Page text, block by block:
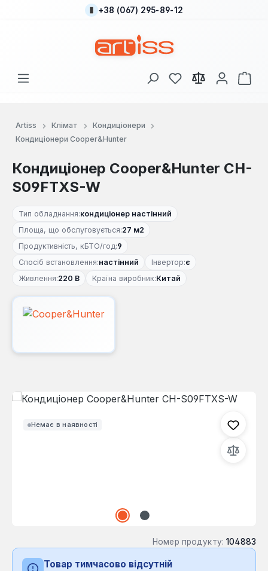
Перейти до основного вмісту
+38 (067) 295-89-12
У вас є 0 у списку
Artiss Клімат
Кондиціонери
Кондиціонери Cooper&Hunter
Кондиціонер Cooper&Hunter CH-
S09FTXS-W
Тип обладнання:кондиціонер настінний
Площа, що обслуговується:27 м2
Продуктивність, кБТО/год:9
Спосіб встановлення:настінний Інвертор:є
Живлення:220 В Країна виробник:Китай
Немає в наявності
Пропустити галерею зображень
Номер продукту: 104883
Товар тимчасово відсутній